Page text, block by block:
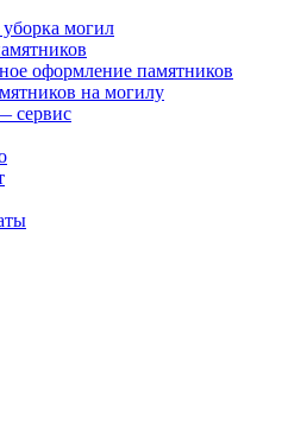
могил
оформление памятников
на могилу
сервис